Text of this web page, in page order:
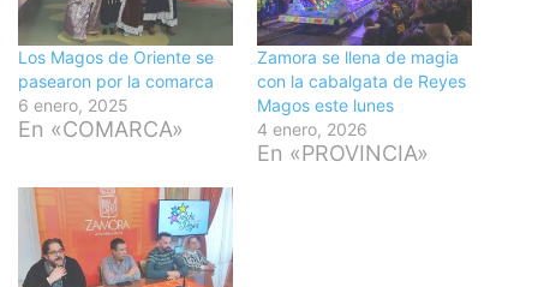
Los Magos de Oriente se
pasearon por la comarca
6 enero, 2025
En «COMARCA»
Zamora se llena de magia
con la cabalgata de Reyes
Magos este lunes
4 enero, 2026
En «PROVINCIA»